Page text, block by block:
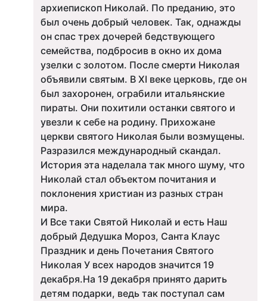
архиепископ Николай. По преданию, это
был очень добрый человек. Так, однажды
он спас трех дочерей бедствующего
семейства, подбросив в окно их дома
узелки с золотом. После смерти Николая
объявили святым. В XI веке церковь, где он
был захоронен, ограбили итальянские
пираты. Они похитили останки святого и
увезли к себе на родину. Прихожане
церкви святого Николая были возмущены.
Разразился международный скандал.
История эта наделала так много шуму, что
Николай стал объектом почитания и
поклонения христиан из разных стран
мира.
И Все таки Святой Николай и есть Наш
добрый Дедушка Мороз, Санта Клаус
Праздник и день Почетания Святого
Николая У всех народов значится 19
декабря.На 19 декабря принято дарить
детям подарки, ведь так поступал сам